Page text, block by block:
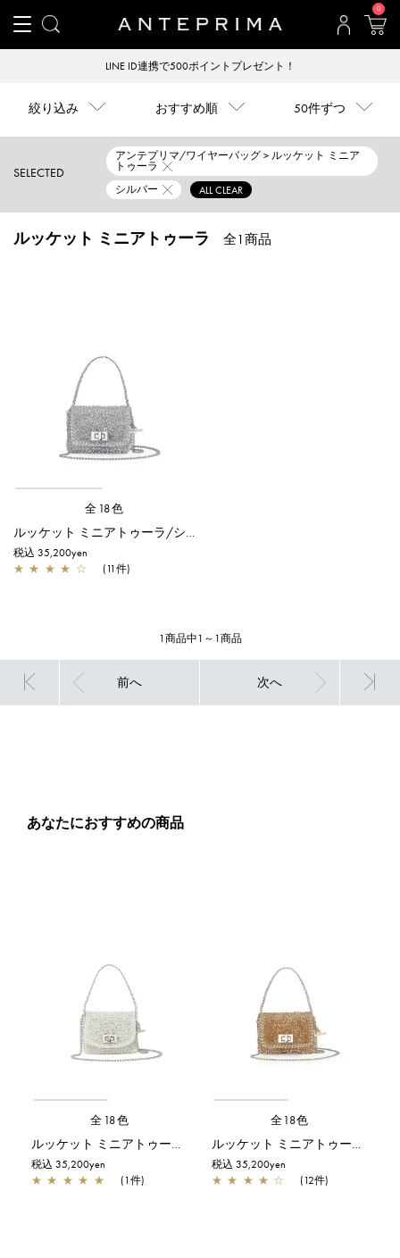
0
LINE ID連携で500ポイントプレゼント！
絞り込み おすすめ順 50件ずつ
SELECTED
アンテプリマ/ワイヤーバッグ > ルッケット ミニア
トゥーラ
シルバー
ALL CLEAR
ルッケット ミニアトゥーラ 全1商品
全18色
ルッケット ミニアトゥーラ/シルバー
税込 35,200yen
★ ★ ★ ★ ☆ (11件)
1商品中1～1商品
前へ 次へ
あなたにおすすめの商品
全18色
ルッケット ミニアトゥーラ/オーロラホワイト
税込 35,200yen
★ ★ ★ ★ ★ (1件)
全18色
ルッケット ミニアトゥーラ/シルバーゴールド
税込 35,200yen
★ ★ ★ ★ ☆ (12件)